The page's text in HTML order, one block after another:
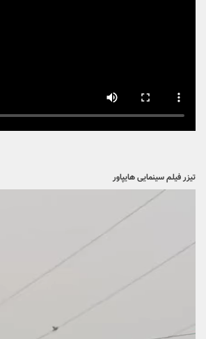
تیزر فیلم سینمایی هایپاور